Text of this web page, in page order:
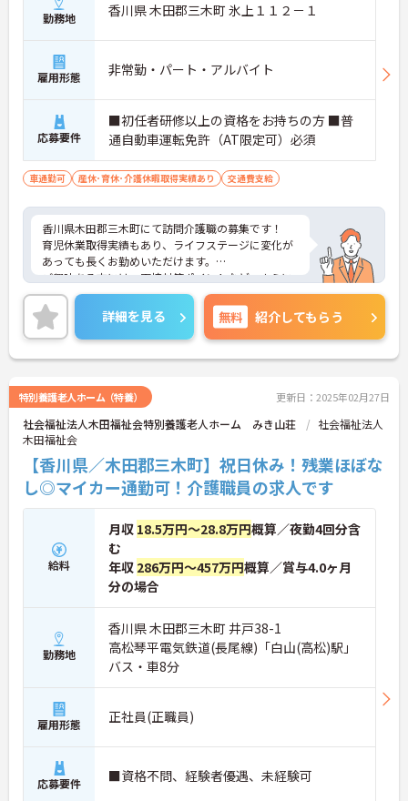
勤務地 香川県 木田郡三木町 氷上１１２－１
雇用形態 非常勤・パート・アルバイト
応募要件
■初任者研修以上の資格をお持ちの方 ■普
通自動車運転免許（AT限定可）必須
車通勤可 産休･育休･介護休暇取得実績あり 交通費支給
香川県木田郡三木町にて訪問介護職の募集です！
育児休業取得実績もあり、ライフステージに変化が
あっても長くお勤めいただけます。
ご興味ある方には、面接対策ポイントなど、さらに
詳細をお話しいたしますのでお気軽にご相談くださ
い！
詳細を見る 無料 紹介してもらう
特別養護老人ホーム（特養） 更新日：2025年02月27日
社会福祉法人木田福祉会特別養護老人ホーム みき山荘
社会福祉法人
木田福祉会
【香川県／木田郡三木町】祝日休み！残業ほぼな
し◎マイカー通勤可！介護職員の求人です
給料
月収 18.5万円～28.8万円概算／夜勤4回分含
む
年収 286万円～457万円概算／賞与4.0ヶ月
分の場合
勤務地
香川県 木田郡三木町 井戸38-1
高松琴平電気鉄道(長尾線)「白山(高松)駅」
バス・車8分
雇用形態 正社員(正職員)
応募要件 ■資格不問、経験者優遇、未経験可